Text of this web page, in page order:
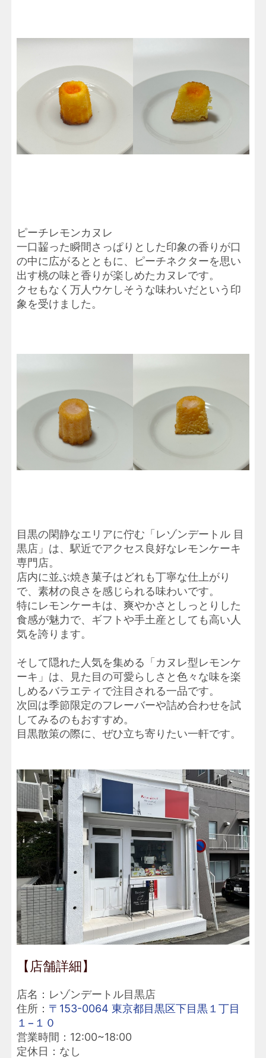
ピーチレモンカヌレ
一口齧った瞬間さっぱりとした印象の香りが口
の中に広がるとともに、ピーチネクターを思い
出す桃の味と香りが楽しめたカヌレです。
クセもなく万人ウケしそうな味わいだという印
象を受けました。
目黒の閑静なエリアに佇む「レゾンデートル 目
黒店」は、駅近でアクセス良好なレモンケーキ
専門店。
店内に並ぶ焼き菓子はどれも丁寧な仕上がり
で、素材の良さを感じられる味わいです。
特にレモンケーキは、爽やかさとしっとりした
食感が魅力で、ギフトや手土産としても高い人
気を誇ります。
そして隠れた人気を集める「カヌレ型レモンケ
ーキ」は、見た目の可愛らしさと色々な味を楽
しめるバラエティで注目される一品です。
次回は季節限定のフレーバーや詰め合わせを試
してみるのもおすすめ。
目黒散策の際に、ぜひ立ち寄りたい一軒です。
【店舗詳細】
店名：レゾンデートル目黒店
住所： 〒153-0064 東京都目黒区下目黒１丁目
１−１０
営業時間：12:00~18:00
定休日：なし